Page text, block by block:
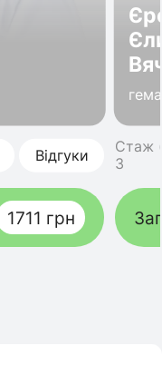
Відгуки
1711 грн
Стаж
3